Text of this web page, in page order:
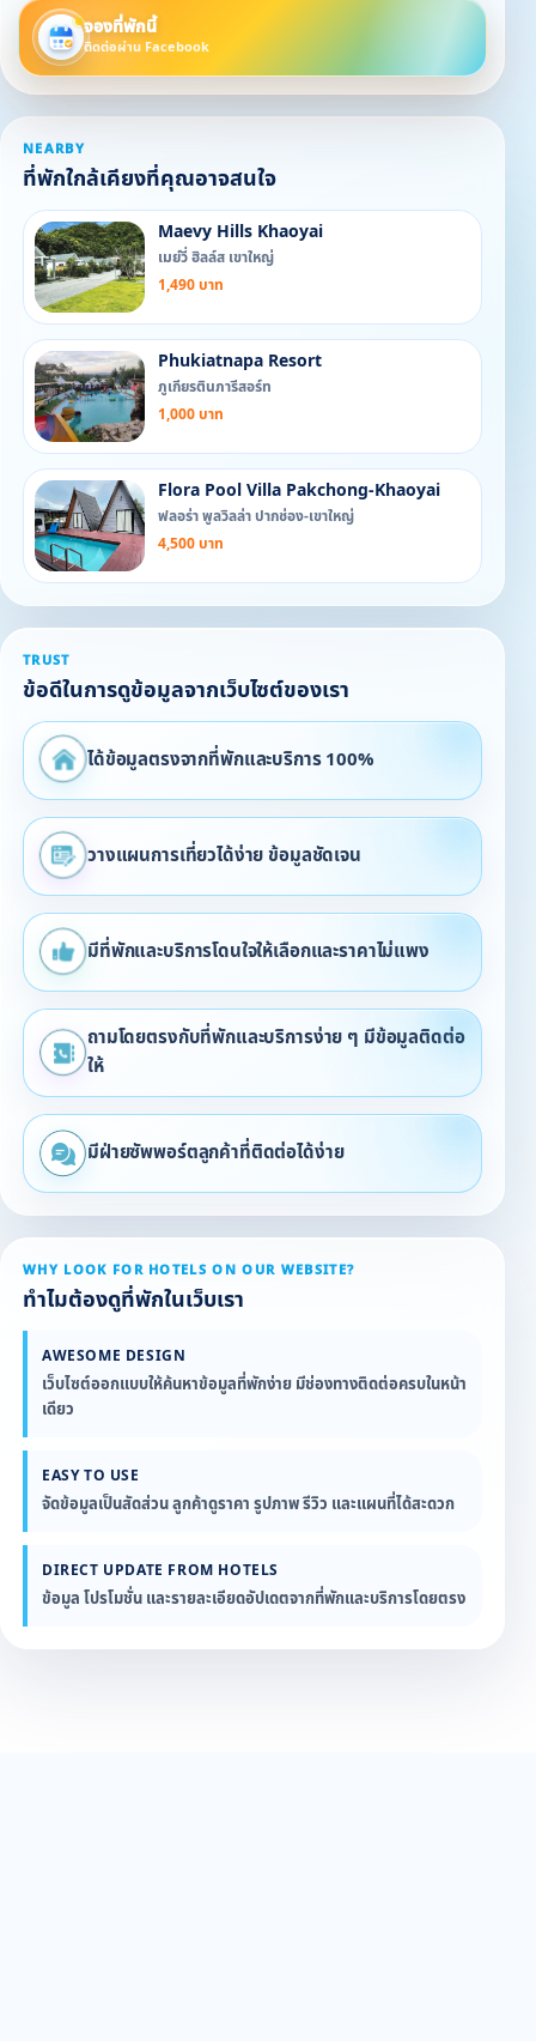
จองที่พักนี้
ติดต่อผ่าน Facebook
NEARBY
ที่พักใกล้เคียงที่คุณอาจสนใจ
Maevy Hills Khaoyai
เมย์วี่ ฮิลล์ส เขาใหญ่
1,490 บาท
Phukiatnapa Resort
ภูเกียรตินภารีสอร์ท
1,000 บาท
Flora Pool Villa Pakchong-Khaoyai
ฟลอร่า พูลวิลล่า ปากช่อง-เขาใหญ่
4,500 บาท
TRUST
ข้อดีในการดูข้อมูลจากเว็บไซต์ของเรา
ได้ข้อมูลตรงจากที่พักและบริการ 100%
วางแผนการเที่ยวได้ง่าย ข้อมูลชัดเจน
มีที่พักและบริการโดนใจให้เลือกและราคาไม่แพง
ถามโดยตรงกับที่พักและบริการง่าย ๆ มีข้อมูลติดต่อ
ให้
มีฝ่ายซัพพอร์ตลูกค้าที่ติดต่อได้ง่าย
WHY LOOK FOR HOTELS ON OUR WEBSITE?
ทำไมต้องดูที่พักในเว็บเรา
AWESOME DESIGN
เว็บไซต์ออกแบบให้ค้นหาข้อมูลที่พักง่าย มีช่องทางติดต่อครบในหน้า
เดียว
EASY TO USE
จัดข้อมูลเป็นสัดส่วน ลูกค้าดูราคา รูปภาพ รีวิว และแผนที่ได้สะดวก
DIRECT UPDATE FROM HOTELS
ข้อมูล โปรโมชั่น และรายละเอียดอัปเดตจากที่พักและบริการโดยตรง